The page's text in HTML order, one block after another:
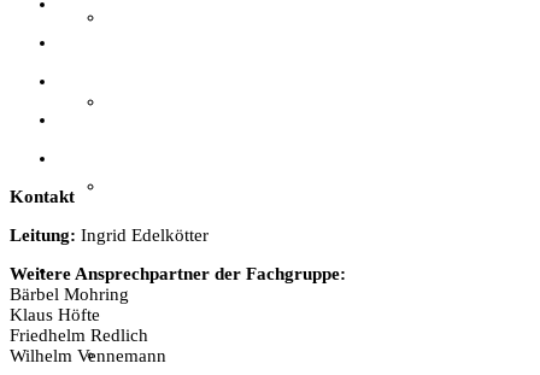
Sachsenhof
Über den Sachsenhof
Kontakt
Leitung: Ingrid Edelkötter
Weitere Ansprechpartner der Fachgruppe:
Bärbel Mohring
Klaus Höfte
Friedhelm Redlich
Wilhelm Vennemann